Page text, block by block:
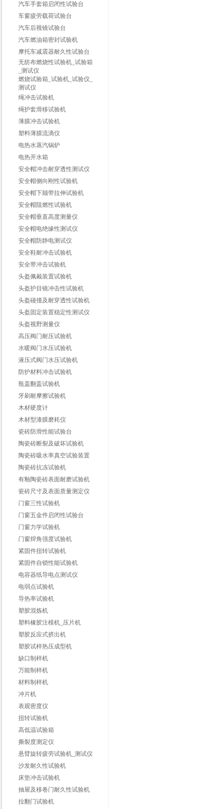
汽车手套箱启闭性试验台
车窗疲劳载荷试验台
汽车后视镜试验台
汽车燃油箱密封试验机
摩托车减震器耐久性试验台
无纺布燃烧性试验机_试验箱
_测试仪
燃烧试验箱_试验机_试验仪_
测试仪
绳冲击试验机
绳护套滑移试验机
薄膜冲击试验机
塑料薄膜流滴仪
电热水蒸汽锅炉
电热开水箱
安全帽冲击耐穿透性测试仪
安全帽侧向刚性试验机
安全帽下颏带拉伸试验机
安全帽阻燃性试验机
安全帽垂直高度测量仪
安全帽电绝缘性测试仪
安全帽防静电测试仪
安全鞋耐冲击试验机
安全带冲击试验机
头盔佩戴装置试验机
头盔护目镜冲击性试验机
头盔碰撞及耐穿透性试验机
头盔固定装置稳定性测试仪
头盔视野测量仪
高压阀门耐压试验机
水暖阀门水压试验机
液压式阀门水压试验机
防护材料冲击试验机
瓶盖翻盖试验机
牙刷耐摩擦试验机
木材硬度计
木材型漆膜磨耗仪
瓷砖防滑性能试验台
陶瓷砖断裂及破坏试验机
陶瓷砖吸水率真空试验装置
陶瓷砖抗冻试验机
有釉陶瓷砖表面耐磨试验机
瓷砖尺寸及表面质量测定仪
门窗三性试验机
门窗五金件启闭性试验台
门窗力学试验机
门窗焊角强度试验机
紧固件扭转试验机
紧固件自锁性能试验机
电容器纸导电点测试仪
电弱点试验机
导热率试验机
塑胶混炼机
塑料橡胶注模机_压片机
塑胶反应式挤出机
塑胶试样热压成型机
缺口制样机
万能制样机
材料制样机
冲片机
表观密度仪
扭转试验机
高低温试验箱
撕裂度测定仪
悬臂旋转疲劳试验机_测试仪
沙发耐久性试验机
床垫冲击试验机
抽屉及移卷门耐久性试验机
拉翻门试验机